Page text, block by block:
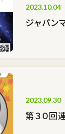
2023.10.04
ジャパン
2023.09.30
第３０回